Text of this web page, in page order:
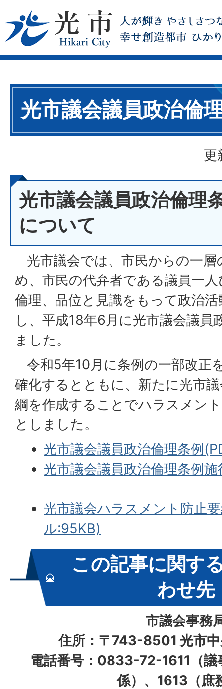
光市議会議員政治倫
更
光市議会議員政治倫理
について
光市議会では、市民からの一層
め、市民の代弁者である議員一
倫理、品位と見識をもって政治
し、平成18年6月に光市議会議員
ました。
令和5年10月に条例の一部改正
確化するとともに、新たに光市
綱を作成することでハラスメン
としました。
光市議会議員政治倫理条例
光市議会議員政治倫理条例
光市議会ハラスメント防止
ル:95KB)
この記事に関す
わせ先
市議会事務
住所：〒743-8501 光市中
電話番号：0833-72-1611（議
係）、1613（庶